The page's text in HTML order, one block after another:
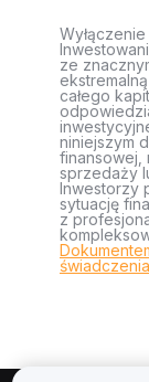
ze
całego
niniejszym
finansowej,
sprzedaży
Inwestorzy
sytuację
z